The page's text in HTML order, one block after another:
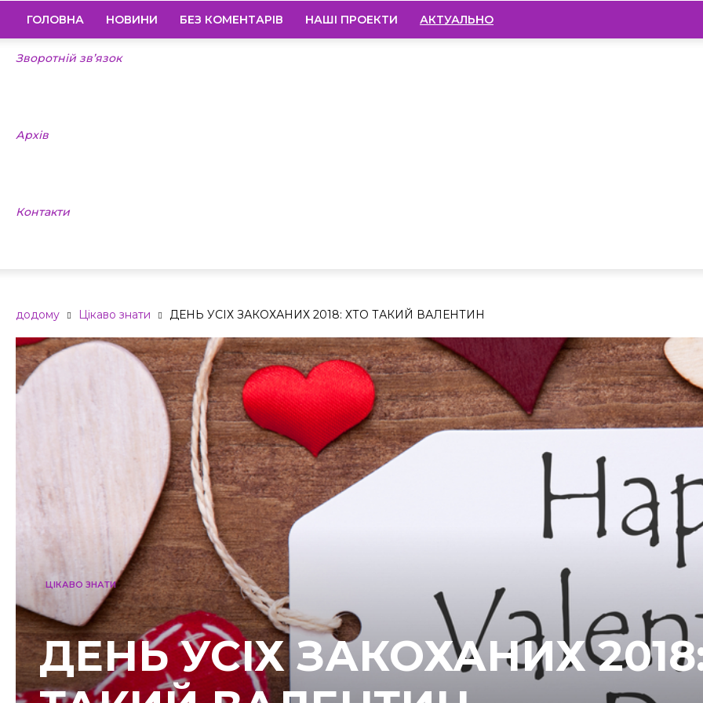
ГОЛОВНА НОВИНИ БЕЗ КОМЕНТАРІВ НАШІ ПРОЕКТИ АКТУАЛЬНО
Зворотній зв’язок
Архів
Контакти
додому Цікаво знати ДЕНЬ УСІХ ЗАКОХАНИХ 2018: ХТО ТАКИЙ ВАЛЕНТИН
ЦІКАВО ЗНАТИ
ДЕНЬ УСІХ ЗАКОХАНИХ